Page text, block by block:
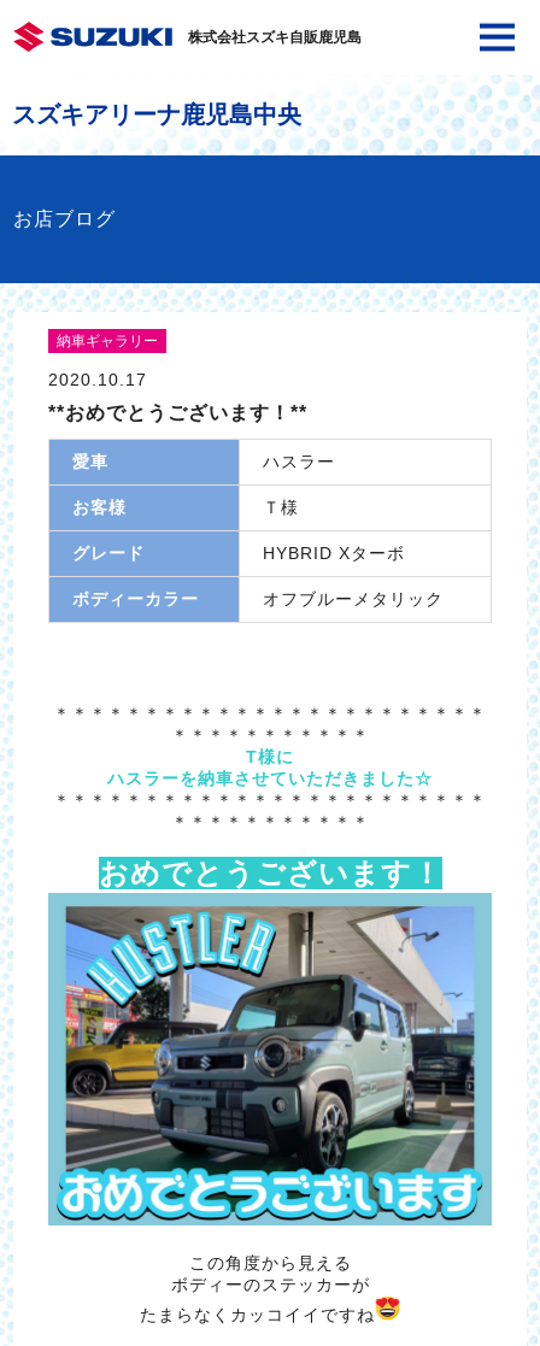
株式会社スズキ自販鹿児島
スズキアリーナ鹿児島中央
お店ブログ
納車ギャラリー
2020.10.17
**おめでとうございます！**
愛車 ハスラー
お客様 Ｔ様
グレード HYBRID Xターボ
ボディーカラー オフブルーメタリック
＊＊＊＊＊＊＊＊＊＊＊＊＊＊＊＊＊＊＊＊＊＊＊＊
＊＊＊＊＊＊＊＊＊＊＊
T様に
ハスラーを納車させていただきました☆
＊＊＊＊＊＊＊＊＊＊＊＊＊＊＊＊＊＊＊＊＊＊＊＊
＊＊＊＊＊＊＊＊＊＊＊
おめでとうございます！
この角度から見える
ボディーのステッカーが
たまらなくカッコイイですね